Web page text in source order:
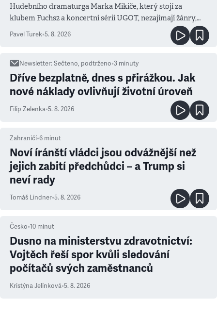
Hudebního dramaturga Marka Mikiče, který stojí za
klubem Fuchs2 a koncertní sérií UGOT, nezajímají žánry,
ale atmosféra
Pavel Turek•5. 8. 2026
Newsletter:Sečteno, podtrženo•3 minuty
Dříve bezplatně, dnes s přirážkou. Jak
nové náklady ovlivňují životní úroveň
Filip Zelenka•5. 8. 2026
Zahraničí•6 minut
Noví íránští vládci jsou odvážnější než
jejich zabití předchůdci – a Trump si
neví rady
Tomáš Lindner•5. 8. 2026
Česko•10 minut
Dusno na ministerstvu zdravotnictví:
Vojtěch řeší spor kvůli sledování
počítačů svých zaměstnanců
Kristýna Jelínková•5. 8. 2026